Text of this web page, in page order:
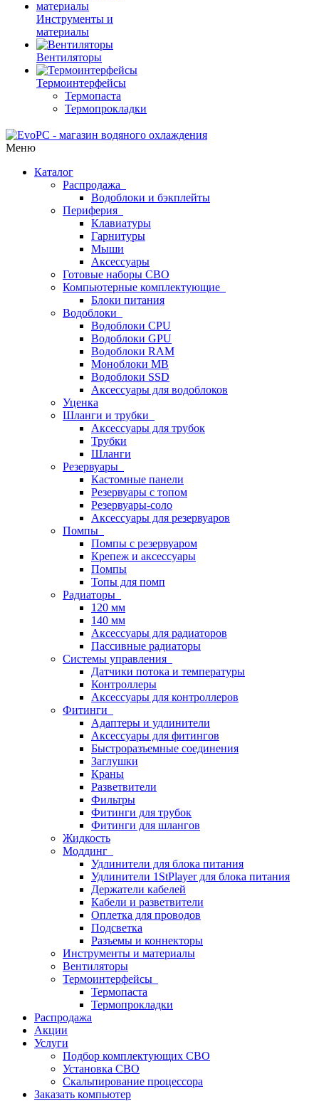
Инструменты и
материалы
Вентиляторы
Термоинтерфейсы
Термопаста
Термопрокладки
Меню
Каталог
Распродажа
Водоблоки и бэкплейты
Периферия
Клавиатуры
Гарнитуры
Мыши
Аксессуары
Готовые наборы СВО
Компьютерные комплектующие
Блоки питания
Водоблоки
Водоблоки CPU
Водоблоки GPU
Водоблоки RAM
Моноблоки MB
Водоблоки SSD
Аксессуары для водоблоков
Уценка
Шланги и трубки
Аксессуары для трубок
Трубки
Шланги
Резервуары
Кастомные панели
Резервуары с топом
Резервуары-соло
Аксессуары для резервуаров
Помпы
Помпы с резервуаром
Крепеж и аксессуары
Помпы
Топы для помп
Радиаторы
120 мм
140 мм
Аксессуары для радиаторов
Пассивные радиаторы
Системы управления
Датчики потока и температуры
Контроллеры
Аксессуары для контроллеров
Фитинги
Адаптеры и удлинители
Аксессуары для фитингов
Быстроразъемные соединения
Заглушки
Краны
Разветвители
Фильтры
Фитинги для трубок
Фитинги для шлангов
Жидкость
Моддинг
Удлинители для блока питания
Удлинители 1StPlayer для блока питания
Держатели кабелей
Кабели и разветвители
Оплетка для проводов
Подсветка
Разъемы и коннекторы
Инструменты и материалы
Вентиляторы
Термоинтерфейсы
Термопаста
Термопрокладки
Распродажа
Акции
Услуги
Подбор комплектующих СВО
Установка СВО
Скальпирование процессора
Заказать компьютер